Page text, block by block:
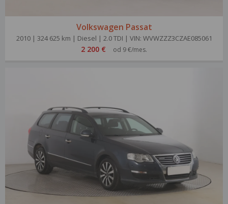
Volkswagen Passat
2010 | 324 625 km | Diesel | 2.0 TDI | VIN: WVWZZZ3CZAE085061
2 200 € od 9 €/mes.